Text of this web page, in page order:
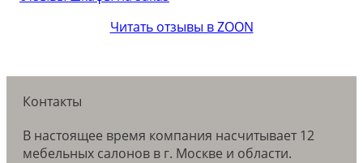
Читать отзывы в ZOON
Контакты
В настоящее время компания насчитывает 12
мебельных салонов в г. Москве и области.